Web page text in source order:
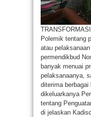
Polemik tentang
atau
permendikbud
banyak menuai
pelaksanaanya,
diterima berbagai
dikeluarkanya
tentang
di jelaskan